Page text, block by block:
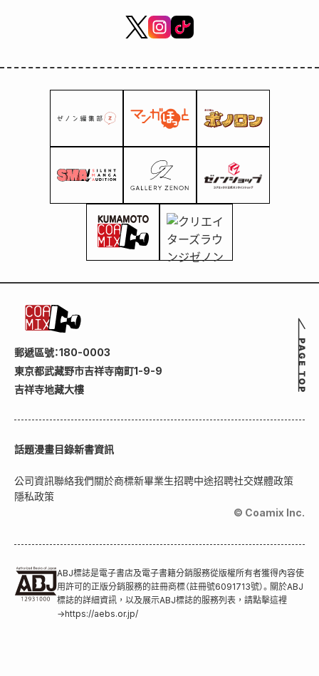
郵遞區號：180-0003
東京都武藏野市吉祥寺南町1-9-9
吉祥寺地藏大樓
話題漫畫目錄新書資訊
公司資訊聯絡我們關於商標新畢業生招聘中途招聘社交媒體政策
隱私政策
© Coamix Inc.
ABJ標誌是電子書店及電子書籍分銷服務從版權所有者獲得內容使
用許可的正版分銷服務的註冊商標（註冊號6091713號）。關於ABJ
標誌的詳細資訊，以及展示ABJ標誌的服務列表，請點擊這裡
→https://aebs.or.jp/